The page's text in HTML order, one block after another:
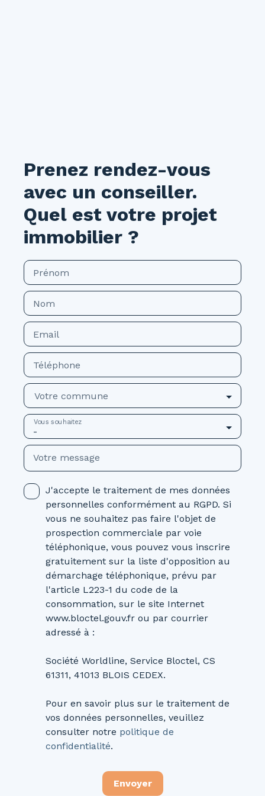
Prenez rendez-vous
avec un conseiller.
Quel est votre projet
immobilier ?
Prénom
Nom
Email
Téléphone
Votre commune
-
Vous souhaitez
Votre message
J'accepte le traitement de mes données
personnelles conformément au RGPD. Si
vous ne souhaitez pas faire l'objet de
prospection commerciale par voie
téléphonique, vous pouvez vous inscrire
gratuitement sur la liste d'opposition au
démarchage téléphonique, prévu par
l'article L223-1 du code de la
consommation, sur le site Internet
www.bloctel.gouv.fr ou par courrier
adressé à :
Société Worldline, Service Bloctel, CS
61311, 41013 BLOIS CEDEX.
Pour en savoir plus sur le traitement de
vos données personnelles, veuillez
consulter notre politique de
confidentialité.
Envoyer